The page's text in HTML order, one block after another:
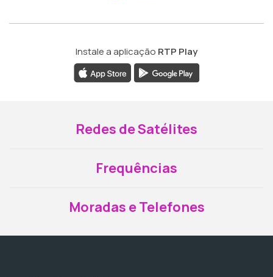
Instale a aplicação RTP Play
Redes de Satélites
Frequências
Moradas e Telefones